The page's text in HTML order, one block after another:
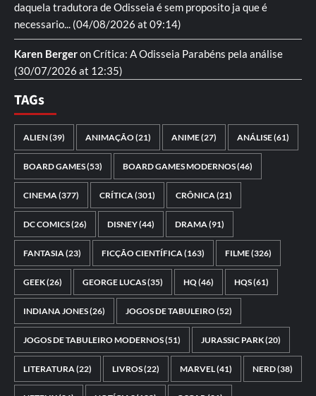
daquela tradutora de Odisseia é sem proposito ja que é
necessario... (04/08/2026 at 09:14)
Karen BergeronCrítica: A Odisseia Parabéns pela análise
(30/07/2026 at 12:35)
TAGs
ALIEN(39) ANIMAÇÃO(21) ANIME(27) ANÁLISE(61)
BOARD GAMES(53) BOARD GAMES MODERNOS(46)
CINEMA(377) CRÍTICA(301) CRÔNICA(21)
DC COMICS(26) DISNEY(44) DRAMA(91)
FANTASIA(23) FICÇÃO CIENTÍFICA(163) FILME(326)
GEEK(26) GEORGE LUCAS(35) HQ(46) HQS(61)
INDIANA JONES(26) JOGOS DE TABULEIRO(52)
JOGOS DE TABULEIRO MODERNOS(51) JURASSIC PARK(20)
LITERATURA(22) LIVROS(22) MARVEL(41) NERD(38)